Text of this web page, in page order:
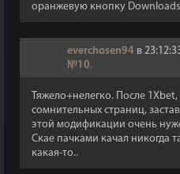
оранжевую кнопку
everchosen94 в
№10,
Тяжело+нелегко. После
сомнительных страниц,
этой модификации очень
Скае пачками качал никогда
какая-то..